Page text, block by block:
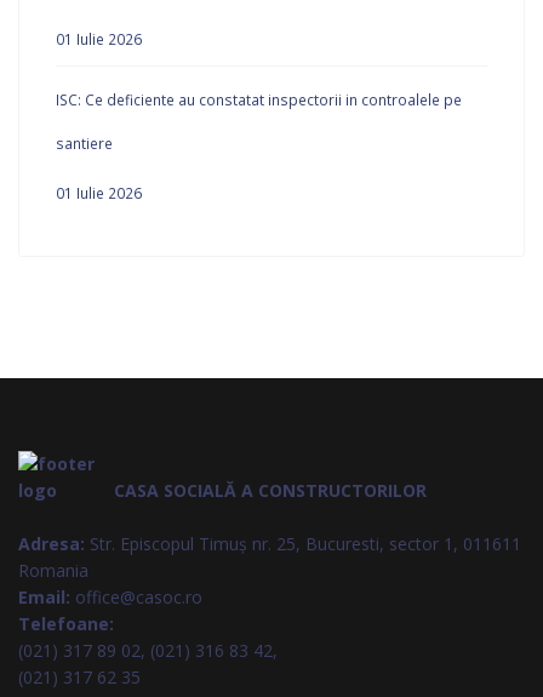
01 Iulie 2026
ISC: Ce deficiente au constatat inspectorii in controalele pe
santiere
01 Iulie 2026
CASA SOCIALĂ A CONSTRUCTORILOR
Adresa: Str. Episcopul Timuș nr. 25, Bucuresti, sector 1, 011611
Romania
Email: office@casoc.ro
Telefoane:
(021) 317 89 02, (021) 316 83 42,
(021) 317 62 35